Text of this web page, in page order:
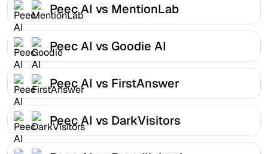
Peec AI vs MentionLab
Peec AI vs Goodie AI
Peec AI vs FirstAnswer
Peec AI vs DarkVisitors